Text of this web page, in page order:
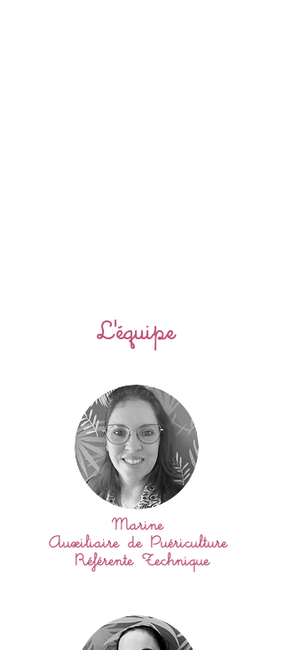
L'équipe
Marine
Auxiliaire de Puériculture
Référente Technique